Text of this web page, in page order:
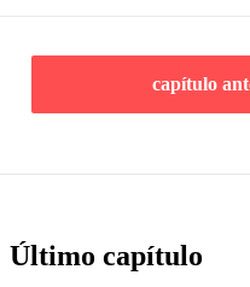
capítulo
Último capítulo